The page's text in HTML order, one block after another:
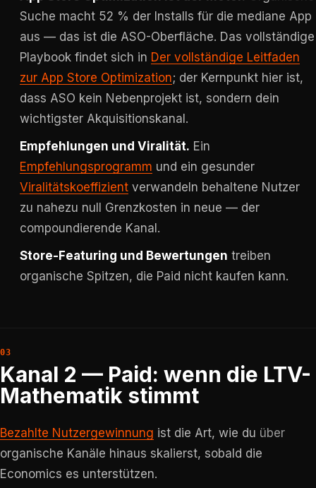
Suche macht 52 % der Installs für die mediane App
aus — das ist die ASO-Oberfläche. Das vollständige
Playbook findet sich in Der vollständige Leitfaden
zur App Store Optimization; der Kernpunkt hier ist,
dass ASO kein Nebenprojekt ist, sondern dein
wichtigster Akquisitionskanal.
Empfehlungen und Viralität. Ein
Empfehlungsprogramm und ein gesunder
Viralitätskoeffizient verwandeln behaltene Nutzer
zu nahezu null Grenzkosten in neue — der
compoundierende Kanal.
Store-Featuring und Bewertungen treiben
organische Spitzen, die Paid nicht kaufen kann.
Kanal 2 — Paid: wenn die LTV-
Mathematik stimmt
Bezahlte Nutzergewinnung ist die Art, wie du über
organische Kanäle hinaus skalierst, sobald die
Economics es unterstützen.